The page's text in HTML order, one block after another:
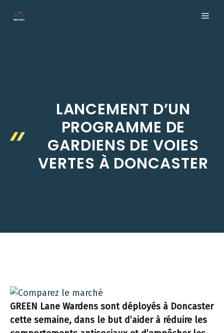
LANCEMENT D’UN
PROGRAMME DE
GARDIENS DE VOIES
VERTES À DONCASTER
GREEN Lane Wardens sont déployés à Doncaster
cette semaine, dans le but d’aider à réduire les